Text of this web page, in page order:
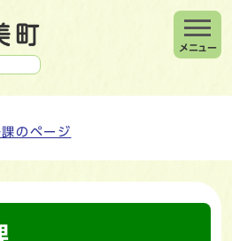
メニュー
課のページ